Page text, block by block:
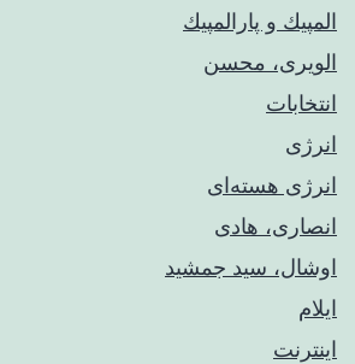
المپيك و پارالمپيك
الویری، محسن
انتخابات
انرژی
انرژی هسته‌ای
انصاری، هادی
اوشال، سید جمشید
ایلام
اینترنت